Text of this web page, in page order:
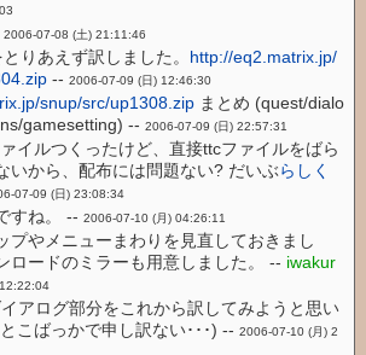
2006-07-08 (土) 21:11:46
りあえず訳しました。 http://eq2.matrix.jp/
--2006-07-09 (日) 12:46:30
snup/src/up1308.zip まとめ (quest/dialo
gamesetting) --2006-07-09 (日) 22:57:31
イルつくったけど、直接ttcファイルをばら
いから、配布には問題ない? だいぶらしく
07-09 (日) 23:08:34
すね。 --2006-07-10 (月) 04:26:11
プやメニューまわりを見直しておきまし
ロードのミラーも用意しました。 -- iwakur
アログ部分をこれから訳してみようと思い
こばっかで申し訳ない･･･) --2006-07-10 (月) 2